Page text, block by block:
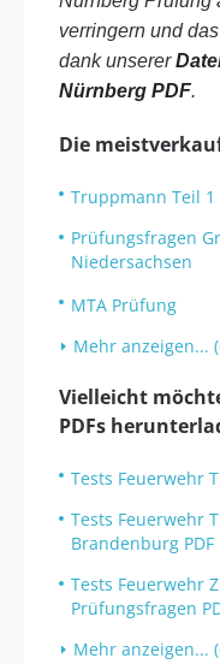
verringern und
dank unserer
Nürnberg PDF.
Die
Truppmann Teil
Prüfungsfragen
Niedersachsen
MTA Prüfung
Mehr anzeigen...
Vielleicht
PDFs
Tests Feuerwehr
Tests Feuerwehr
Brandenburg PDF
Tests Feuerwehr
Prüfungsfragen
Mehr anzeigen...